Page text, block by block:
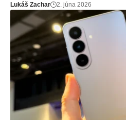
Lukáš Zachar 2. júna 2026